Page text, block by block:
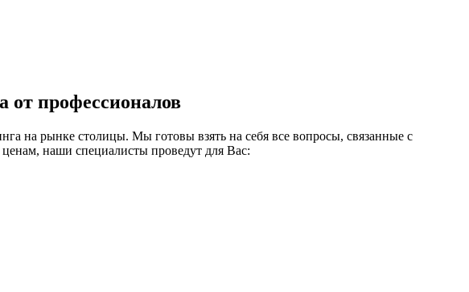
профессионалов
на рынке столицы. Мы готовы взять на себя все вопросы, связанные с
наши специалисты проведут для Вас: